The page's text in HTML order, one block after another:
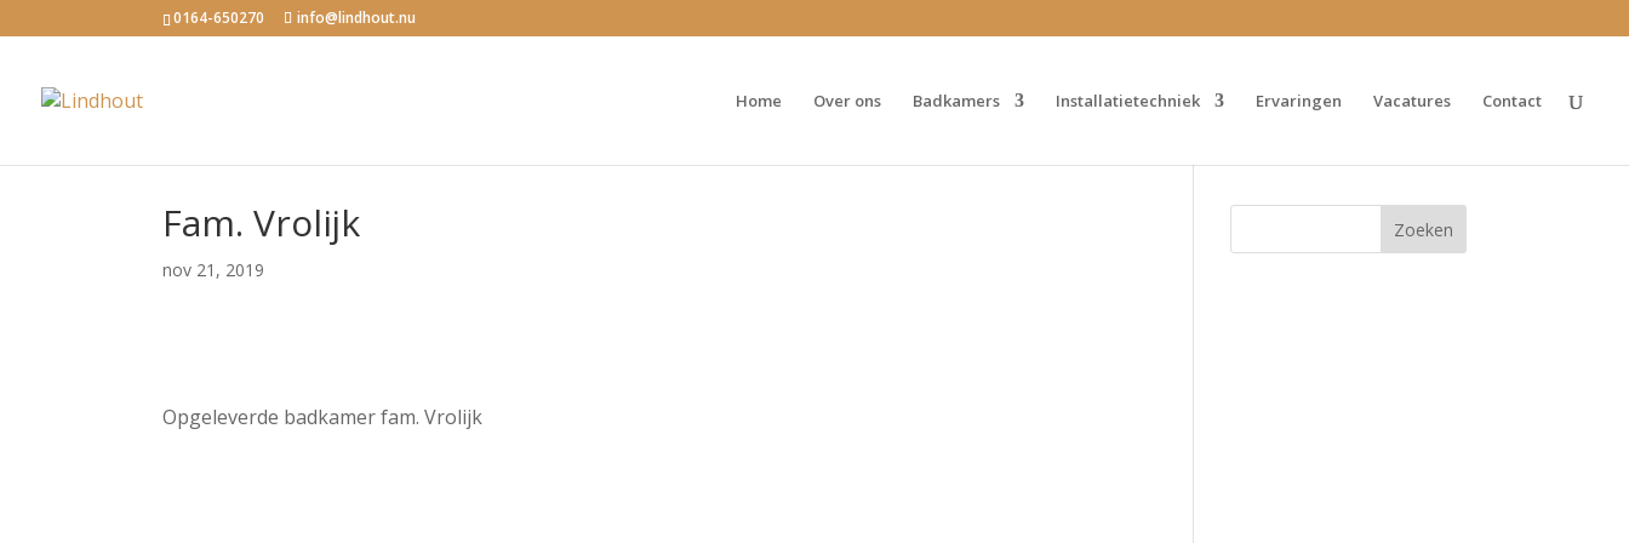
0164-650270 info@lindhout.nu
Home Over ons Badkamers Installatietechniek Ervaringen Vacatures Contact
Fam. Vrolijk
nov 21, 2019
Opgeleverde badkamer fam. Vrolijk